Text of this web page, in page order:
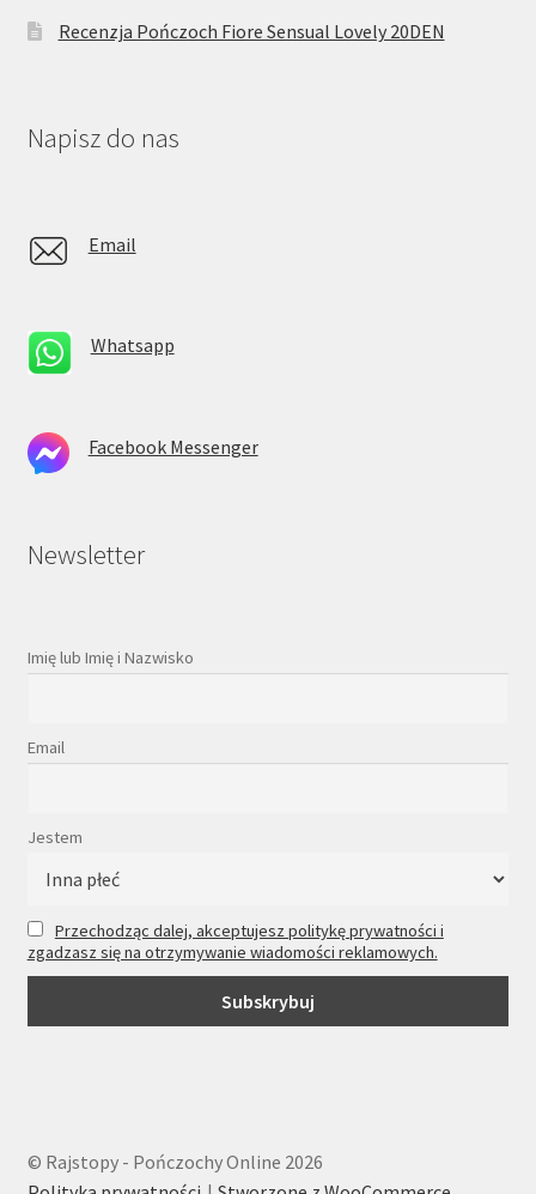
Recenzja Pończoch Fiore Sensual Lovely 20DEN
Napisz do nas
Email
Whatsapp
Facebook Messenger
Newsletter
Imię lub Imię i Nazwisko
Email
Jestem
Przechodząc dalej, akceptujesz politykę prywatności i
zgadzasz się na otrzymywanie wiadomości reklamowych.
© Rajstopy - Pończochy Online 2026